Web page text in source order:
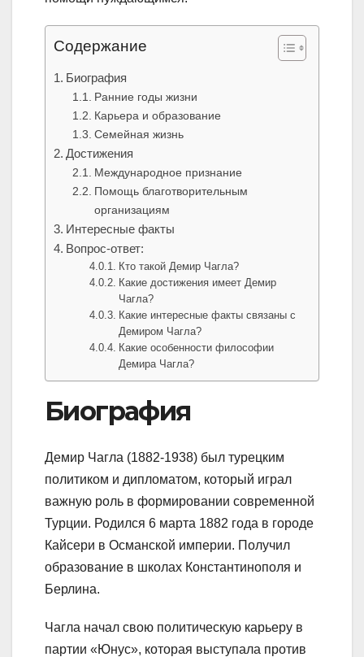
Содержание
Биография
Ранние годы жизни
Карьера и образование
Семейная жизнь
Достижения
Международное признание
Помощь благотворительным
организациям
Интересные факты
Вопрос-ответ:
Кто такой Демир Чагла?
Какие достижения имеет Демир
Чагла?
Какие интересные факты связаны с
Демиром Чагла?
Какие особенности философии
Демира Чагла?
Биография
Демир Чагла (1882-1938) был турецким
политиком и дипломатом, который играл
важную роль в формировании современной
Турции. Родился 6 марта 1882 года в городе
Кайсери в Османской империи. Получил
образование в школах Константинополя и
Берлина.
Чагла начал свою политическую карьеру в
партии «Юнус», которая выступала против